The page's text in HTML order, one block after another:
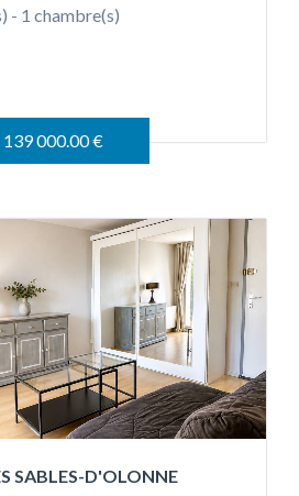
- 1 chambre(s)
139 000.00 €
SABLES-D'OLONNE